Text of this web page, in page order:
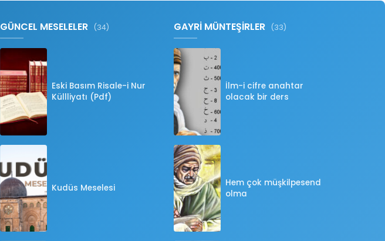
GÜNCEL MESELELER (34)
Eski Basım Risale-i Nur
Küllliyatı (Pdf)
Kudüs Meselesi
GAYRİ MÜNTEŞİRLER (33)
İlm-i cifre anahtar
olacak bir ders
Hem çok müşkilpesend
olma